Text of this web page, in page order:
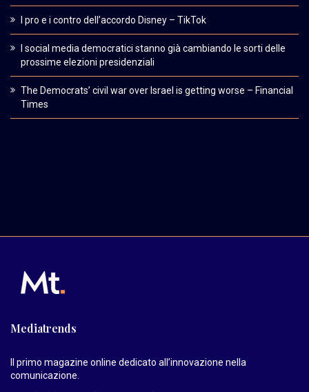
I pro e i contro dell’accordo Disney – TikTok
I social media democratici stanno già cambiando le sorti delle
prossime elezioni presidenziali
The Democrats’ civil war over Israel is getting worse – Financial
Times
Mediatrends
Il primo magazine online dedicato all’innovazione nella
comunicazione.